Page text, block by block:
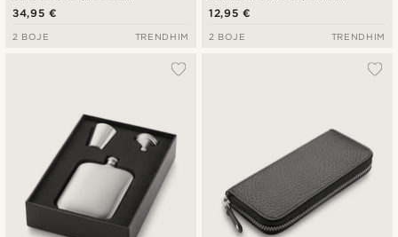
nehrđajućeg čelika
34,95 €
2 BOJE TRENDHIM
posuđa | Set od 8
12,95 €
2 BOJE TRENDHIM